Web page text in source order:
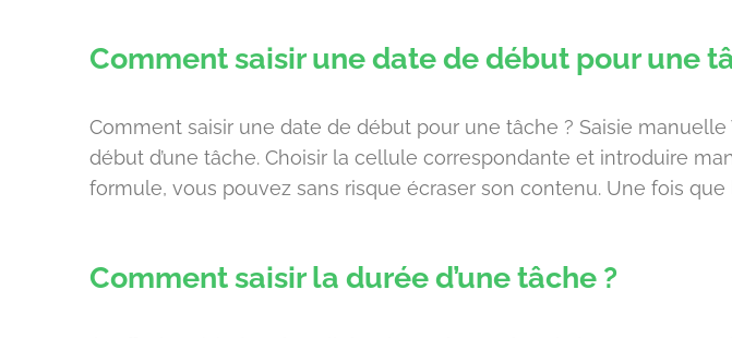
Comment saisir une date de début pour une
Comment saisir une date de début pour une tâche ? Saisie
début d’une tâche. Choisir la cellule correspondante et introduire
formule, vous pouvez sans risque écraser son contenu. Une fois que
Comment saisir la durée d’une tâche ?